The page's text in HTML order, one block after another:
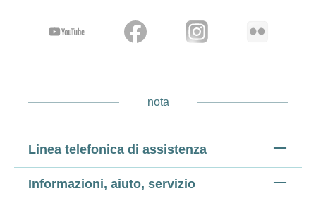
nota
Linea telefonica di assistenza
Informazioni, aiuto, servizio